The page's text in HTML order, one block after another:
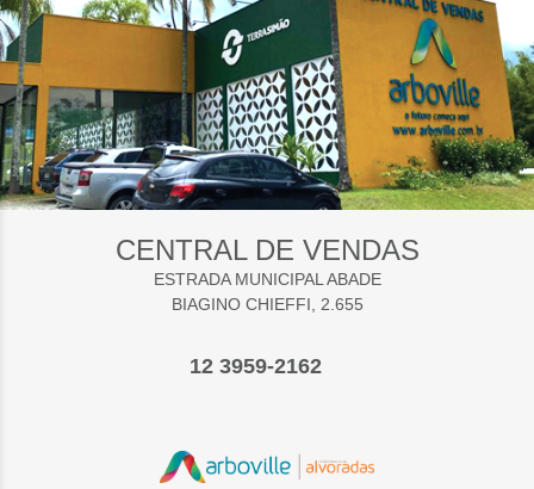
CENTRAL DE VENDAS
ESTRADA MUNICIPAL ABADE
BIAGINO CHIEFFI, 2.655
12 3959-2162